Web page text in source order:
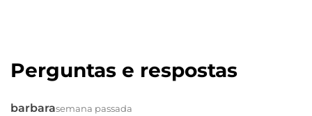
Perguntas e respostas
barbarasemana passada